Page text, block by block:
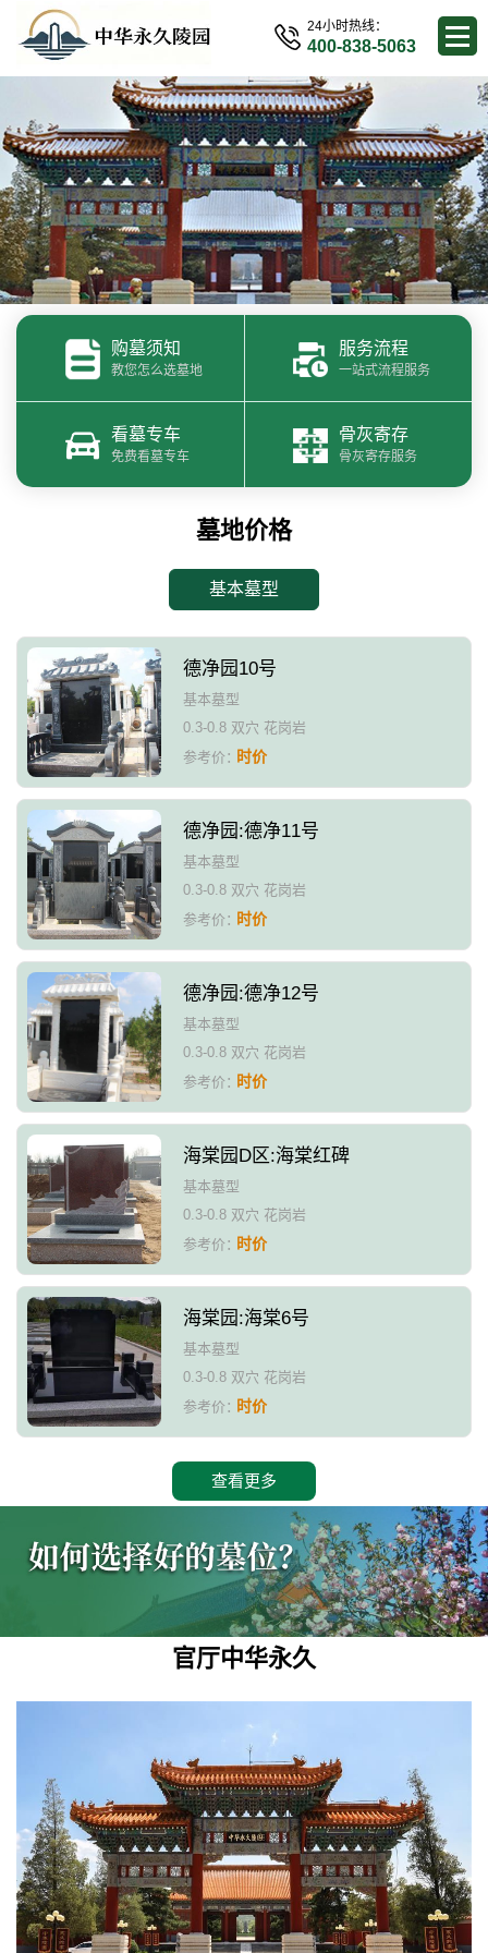
24小时热线：
400-838-5063
购墓须知
教您怎么选墓地
服务流程
一站式流程服务
看墓专车
免费看墓专车
骨灰寄存
骨灰寄存服务
墓地价格
基本墓型
德净园10号
基本墓型
0.3-0.8 双穴 花岗岩
参考价：时价
德净园:德净11号
基本墓型
0.3-0.8 双穴 花岗岩
参考价：时价
德净园:德净12号
基本墓型
0.3-0.8 双穴 花岗岩
参考价：时价
海棠园D区:海棠红碑
基本墓型
0.3-0.8 双穴 花岗岩
参考价：时价
海棠园:海棠6号
基本墓型
0.3-0.8 双穴 花岗岩
参考价：时价
查看更多
官厅中华永久